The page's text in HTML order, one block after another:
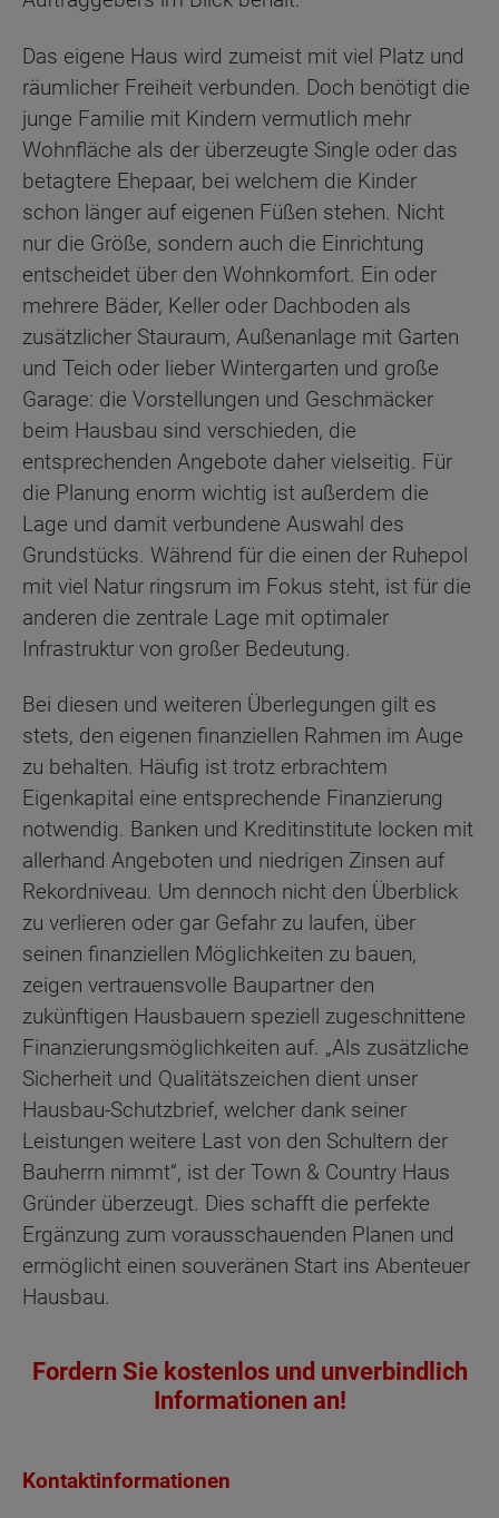
Das eigene Haus wird zumeist mit viel Platz und
räumlicher Freiheit verbunden. Doch benötigt die
junge Familie mit Kindern vermutlich mehr
Wohnfläche als der überzeugte Single oder das
betagtere Ehepaar, bei welchem die Kinder
schon länger auf eigenen Füßen stehen. Nicht
nur die Größe, sondern auch die Einrichtung
entscheidet über den Wohnkomfort. Ein oder
mehrere Bäder, Keller oder Dachboden als
zusätzlicher Stauraum, Außenanlage mit Garten
und Teich oder lieber Wintergarten und große
Garage: die Vorstellungen und Geschmäcker
beim Hausbau sind verschieden, die
entsprechenden Angebote daher vielseitig. Für
die Planung enorm wichtig ist außerdem die
Lage und damit verbundene Auswahl des
Grundstücks. Während für die einen der Ruhepol
mit viel Natur ringsrum im Fokus steht, ist für die
anderen die zentrale Lage mit optimaler
Infrastruktur von großer Bedeutung.
Bei diesen und weiteren Überlegungen gilt es
stets, den eigenen finanziellen Rahmen im Auge
zu behalten. Häufig ist trotz erbrachtem
Eigenkapital eine entsprechende Finanzierung
notwendig. Banken und Kreditinstitute locken mit
allerhand Angeboten und niedrigen Zinsen auf
Rekordniveau. Um dennoch nicht den Überblick
zu verlieren oder gar Gefahr zu laufen, über
seinen finanziellen Möglichkeiten zu bauen,
zeigen vertrauensvolle Baupartner den
zukünftigen Hausbauern speziell zugeschnittene
Finanzierungsmöglichkeiten auf. „Als zusätzliche
Sicherheit und Qualitätszeichen dient unser
Hausbau-Schutzbrief, welcher dank seiner
Leistungen weitere Last von den Schultern der
Bauherrn nimmt“, ist der Town & Country Haus
Gründer überzeugt. Dies schafft die perfekte
Ergänzung zum vorausschauenden Planen und
ermöglicht einen souveränen Start ins Abenteuer
Hausbau.
Fordern Sie kostenlos und unverbindlich
Informationen an!
Kontaktinformationen